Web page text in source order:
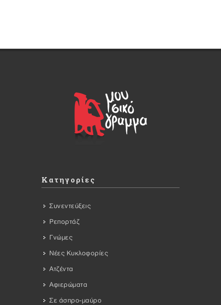
Κατηγορίες
Συνεντεύξεις
Ρεπορτάζ
Γνώμες
Νέες Κυκλοφορίες
Ατζέντα
Αφιερώματα
Σε άσπρο-μαύρο